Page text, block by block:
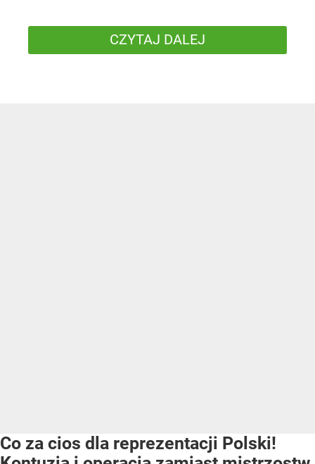
CZYTAJ DALEJ
Co za cios dla reprezentacji Polski!